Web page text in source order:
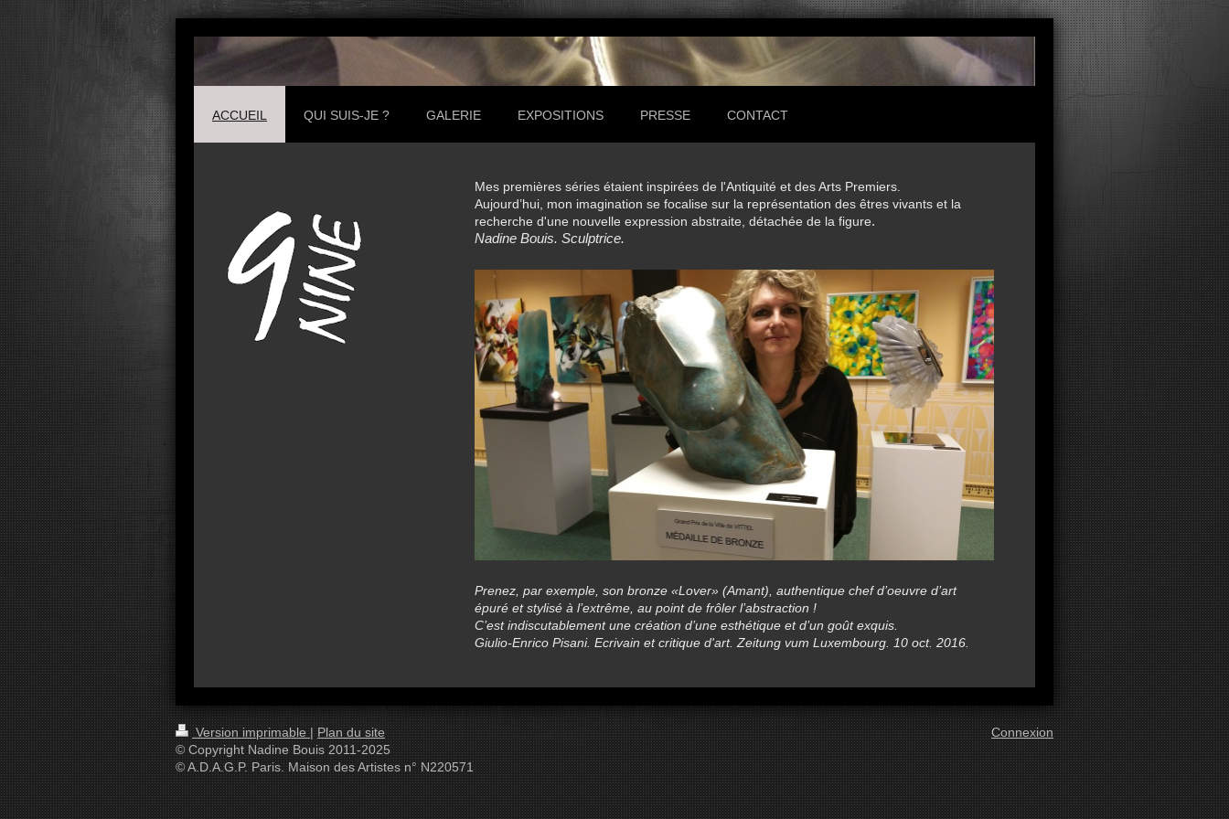
ACCUEIL QUI SUIS-JE ? GALERIE EXPOSITIONS PRESSE CONTACT
Mes premières séries étaient inspirées de l'Antiquité et des Arts Premiers.
Aujourd’hui, mon imagination se focalise sur la représentation des êtres vivants et la
recherche d'une nouvelle expression abstraite, détachée de la figure.
Nadine Bouis. Sculptrice.
Prenez, par exemple, son bronze «Lover» (Amant), authentique chef d’oeuvre d’art
épuré et stylisé à l’extrême, au point de frôler l’abstraction !
C’est indiscutablement une création d’une esthétique et d’un goût exquis.
Giulio-Enrico Pisani. Ecrivain et critique d'art. Zeitung vum Luxembourg. 10 oct. 2016.
Version imprimable| Plan du site
© Copyright Nadine Bouis 2011-2025
© A.D.A.G.P. Paris. Maison des Artistes n° N220571
Connexion